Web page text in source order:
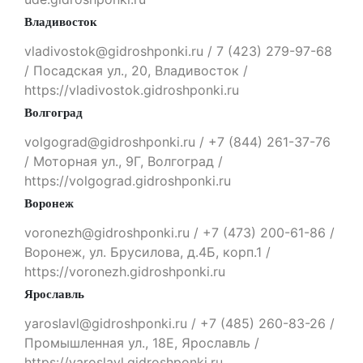
Владивосток
vladivostok@gidroshponki.ru / 7 (423) 279-97-68
/ Посадская ул., 20, Владивосток /
https://vladivostok.gidroshponki.ru
Волгоград
volgograd@gidroshponki.ru / +7 (844) 261-37-76
/ Моторная ул., 9Г, Волгоград /
https://volgograd.gidroshponki.ru
Воронеж
voronezh@gidroshponki.ru / +7 (473) 200-61-86 /
Воронеж, ул. Брусилова, д.4Б, корп.1 /
https://voronezh.gidroshponki.ru
Ярославль
yaroslavl@gidroshponki.ru / +7 (485) 260-83-26 /
Промышленная ул., 18Е, Ярославль /